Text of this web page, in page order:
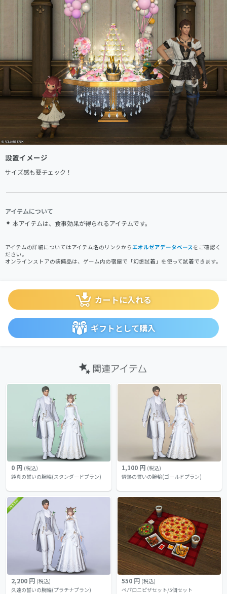
設置イメージ
サイズ感も要チェック！
アイテムについて
本アイテムは、食事効果が得られるアイテムです。
アイテムの詳細についてはアイテム名のリンクからエオルゼアデータベースをご確認く
ださい。
オンラインストアの装備品は、ゲーム内の宿屋で「幻想試着」を使って試着できます。
カートに入れる
ギフトとして購入
0 円 (税込)
純真の誓いの腕輪(スタンダードプラン)
1,100 円 (税込)
情熱の誓いの腕輪(ゴールドプラン)
2,200 円 (税込)
久遠の誓いの腕輪(プラチナプラン)
550 円 (税込)
ペパロニピザセット/5個セット